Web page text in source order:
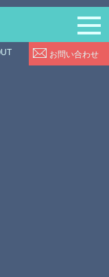
お問い合わせ